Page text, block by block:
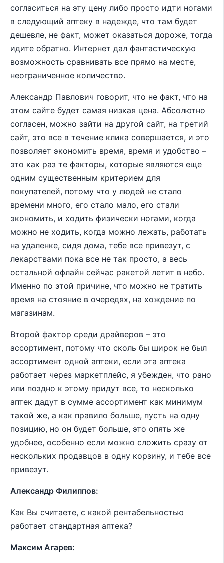
согласиться на эту цену либо просто идти ногами
в следующий аптеку в надежде, что там будет
дешевле, не факт, может оказаться дороже, тогда
идите обратно. Интернет дал фантастическую
возможность сравнивать все прямо на месте,
неограниченное количество.
Александр Павлович говорит, что не факт, что на
этом сайте будет самая низкая цена. Абсолютно
согласен, можно зайти на другой сайт, на третий
сайт, это все в течение клика совершается, и это
позволяет экономить время, время и удобство –
это как раз те факторы, которые являются еще
одним существенным критерием для
покупателей, потому что у людей не стало
времени много, его стало мало, его стали
экономить, и ходить физически ногами, когда
можно не ходить, когда можно лежать, работать
на удаленке, сидя дома, тебе все привезут, с
лекарствами пока все не так просто, а весь
остальной офлайн сейчас ракетой летит в небо.
Именно по этой причине, что можно не тратить
время на стояние в очередях, на хождение по
магазинам.
Второй фактор среди драйверов – это
ассортимент, потому что сколь бы широк не был
ассортимент одной аптеки, если эта аптека
работает через маркетплейс, я убежден, что рано
или поздно к этому придут все, то несколько
аптек дадут в сумме ассортимент как минимум
такой же, а как правило больше, пусть на одну
позицию, но он будет больше, это опять же
удобнее, особенно если можно сложить сразу от
нескольких продавцов в одну корзину, и тебе все
привезут.
Александр Филиппов:
Как Вы считаете, с какой рентабельностью
работает стандартная аптека?
Максим Агарев: